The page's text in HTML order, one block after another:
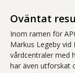
Oväntat
Inom ramen för
Markus Legeby
vårdcentraler med
har även utforskat